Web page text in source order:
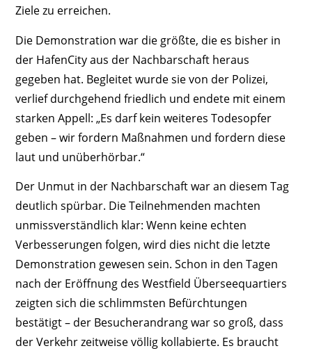
Ziele zu erreichen.
Die Demonstration war die größte, die es bisher in
der Hafen­City aus der Nachbarschaft heraus
gegeben hat. Begleitet wurde sie von der Polizei,
verlief durchgehend friedlich und endete mit einem
starken Appell: „Es darf kein weiteres Todesopfer
geben – wir fordern Maßnahmen und fordern diese
laut und unüberhörbar.“
Der Unmut in der Nachbarschaft war an diesem Tag
deutlich spürbar. Die Teilnehmenden machten
unmissverständlich klar: Wenn keine echten
Verbesserungen folgen, wird dies nicht die letzte
Demonstration gewesen sein. Schon in den Tagen
nach der Eröffnung des Westfield Überseequartiers
zeigten sich die schlimmsten Befürchtungen
bestätigt – der Besucherandrang war so groß, dass
der Verkehr zeitweise völlig kollabierte. Es braucht